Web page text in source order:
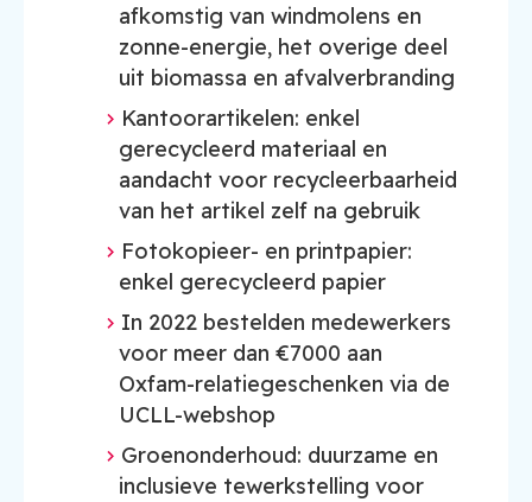
afkomstig van windmolens en
zonne-energie, het overige deel
uit biomassa en afvalverbranding
Kantoorartikelen: enkel
gerecycleerd materiaal en
aandacht voor recycleerbaarheid
van het artikel zelf na gebruik
Fotokopieer- en printpapier:
enkel gerecycleerd papier
In 2022 bestelden medewerkers
voor meer dan €7000 aan
Oxfam-relatiegeschenken via de
UCLL-webshop
Groenonderhoud: duurzame en
inclusieve tewerkstelling voor